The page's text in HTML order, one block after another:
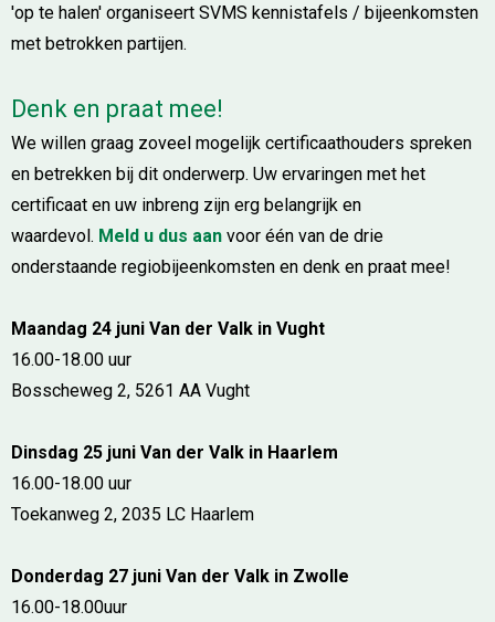
'op te halen' organiseert SVMS kennistafels / bijeenkomsten
met betrokken partijen.
Denk en praat mee!
We willen graag zoveel mogelijk certificaathouders spreken
en betrekken bij dit onderwerp. Uw ervaringen met het
certificaat en uw inbreng zijn erg belangrijk en
waardevol. Meld u dus aan voor één van de drie
onderstaande regiobijeenkomsten en denk en praat mee!
Maandag 24 juni Van der Valk in Vught
16.00-18.00 uur
Bosscheweg 2, 5261 AA Vught
Dinsdag 25 juni Van der Valk in Haarlem
16.00-18.00 uur
Toekanweg 2, 2035 LC Haarlem
Donderdag 27 juni Van der Valk in Zwolle
16.00-18.00uur